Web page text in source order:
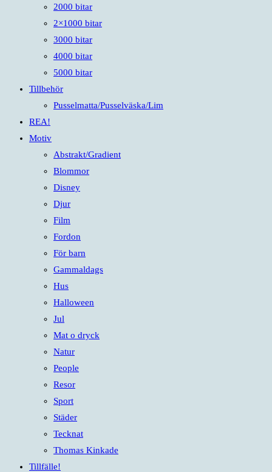
2000 bitar
2×1000 bitar
3000 bitar
4000 bitar
5000 bitar
Tillbehör
Pusselmatta/Pusselväska/Lim
REA!
Motiv
Abstrakt/Gradient
Blommor
Disney
Djur
Film
Fordon
För barn
Gammaldags
Hus
Halloween
Jul
Mat o dryck
Natur
People
Resor
Sport
Städer
Tecknat
Thomas Kinkade
Tillfälle!